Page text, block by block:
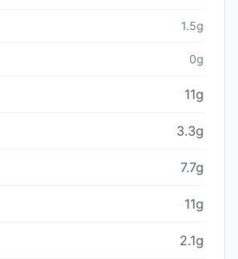
1.5g
0g
11g
3.3g
7.7g
11g
2.1g